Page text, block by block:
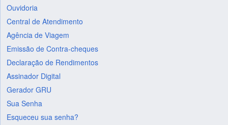
Ouvidoria
Central de Atendimento
Agência de Viagem
Emissão de Contra-cheques
Declaração de Rendimentos
Assinador Digital
Gerador GRU
Sua Senha
Esqueceu sua senha?